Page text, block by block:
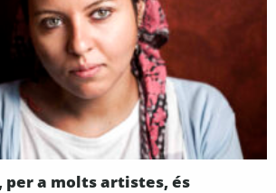
per a molts artistes, és